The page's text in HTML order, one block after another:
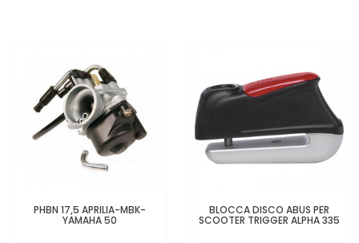
PHBN 17,5 APRILIA-MBK-
YAMAHA 50
BLOCCA DISCO ABUS PER
SCOOTER TRIGGER ALPHA 335